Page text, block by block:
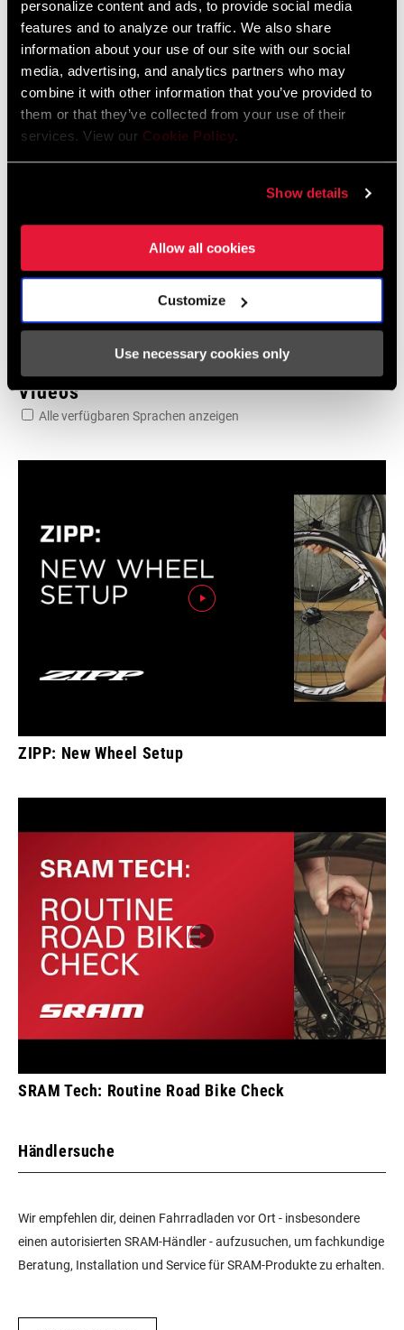
personalize content and ads, to provide social media
features and to analyze our traffic. We also share
information about your use of our site with our social
media, advertising, and analytics partners who may
combine it with other information that you’ve provided to
them or that they’ve collected from your use of their
services. View our Cookie Policy.
Show details
Allow all cookies
Customize
Use necessary cookies only
Safety Instructions Road Wheels EEU
Sprache: Ελληνικά, Română, Język polski,
English, Dansk, Český Jazyk
80 KB
SRAM und Zipp Gewährleistung
604kb
Videos
Alle verfügbaren Sprachen anzeigen
ZIPP: New Wheel Setup
SRAM Tech: Routine Road Bike Check
Händlersuche
Wir empfehlen dir, deinen Fahrradladen vor Ort - insbesondere
einen autorisierten SRAM-Händler - aufzusuchen, um fachkundige
Beratung, Installation und Service für SRAM-Produkte zu erhalten.